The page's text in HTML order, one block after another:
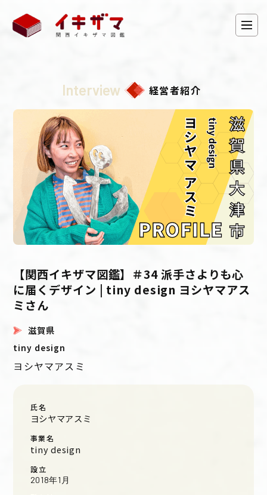
Interview 経営者紹介
【関西イキザマ図鑑】＃34 派手さよりも心
に届くデザイン | tiny design ヨシヤマアス
ミさん
滋賀県
tiny design
ヨシヤマアスミ
氏名
ヨシヤマアスミ
事業名
tiny design
設立
2018年1月